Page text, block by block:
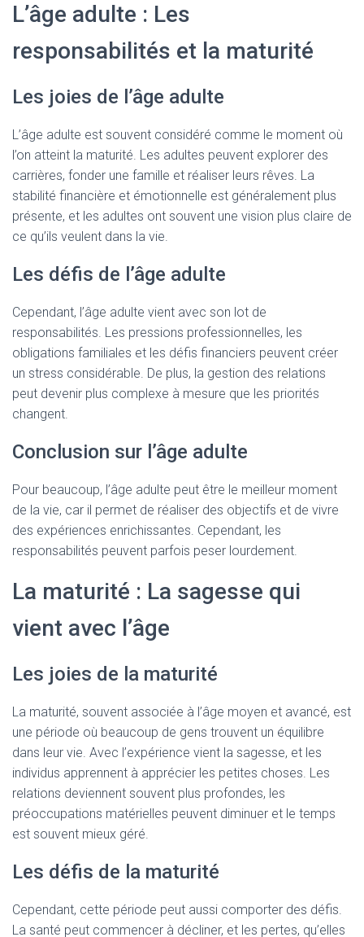
L’âge adulte : Les
responsabilités et la maturité
Les joies de l’âge adulte
L’âge adulte est souvent considéré comme le moment où
l’on atteint la maturité. Les adultes peuvent explorer des
carrières, fonder une famille et réaliser leurs rêves. La
stabilité financière et émotionnelle est généralement plus
présente, et les adultes ont souvent une vision plus claire de
ce qu’ils veulent dans la vie.
Les défis de l’âge adulte
Cependant, l’âge adulte vient avec son lot de
responsabilités. Les pressions professionnelles, les
obligations familiales et les défis financiers peuvent créer
un stress considérable. De plus, la gestion des relations
peut devenir plus complexe à mesure que les priorités
changent.
Conclusion sur l’âge adulte
Pour beaucoup, l’âge adulte peut être le meilleur moment
de la vie, car il permet de réaliser des objectifs et de vivre
des expériences enrichissantes. Cependant, les
responsabilités peuvent parfois peser lourdement.
La maturité : La sagesse qui
vient avec l’âge
Les joies de la maturité
La maturité, souvent associée à l’âge moyen et avancé, est
une période où beaucoup de gens trouvent un équilibre
dans leur vie. Avec l’expérience vient la sagesse, et les
individus apprennent à apprécier les petites choses. Les
relations deviennent souvent plus profondes, les
préoccupations matérielles peuvent diminuer et le temps
est souvent mieux géré.
Les défis de la maturité
Cependant, cette période peut aussi comporter des défis.
La santé peut commencer à décliner, et les pertes, qu’elles